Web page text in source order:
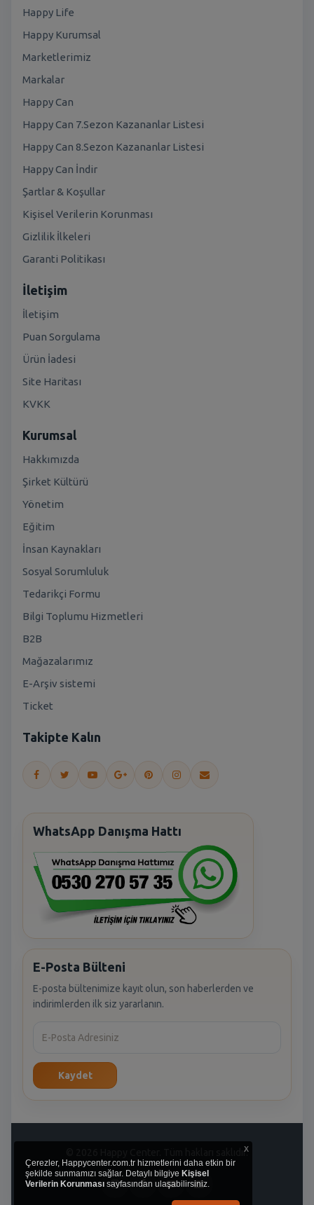
Happy Life
Happy Kurumsal
Marketlerimiz
Markalar
Happy Can
Happy Can 7.Sezon Kazananlar Listesi
Happy Can 8.Sezon Kazananlar Listesi
Happy Can İndir
Şartlar & Koşullar
Kişisel Verilerin Korunması
Gizlilik İlkeleri
Garanti Politikası
İletişim
İletişim
Puan Sorgulama
Ürün İadesi
Site Haritası
KVKK
Kurumsal
Hakkımızda
Şirket Kültürü
Yönetim
Eğitim
İnsan Kaynakları
Sosyal Sorumluluk
Tedarikçi Formu
Bilgi Toplumu Hizmetleri
B2B
Mağazalarımız
E-Arşiv sistemi
Ticket
Takipte Kalın
WhatsApp Danışma Hattı
E-Posta Bülteni
E-posta bültenimize kayıt olun, son haberlerden ve
indirimlerden ilk siz yararlanın.
Kaydet
© 2026 Happy Center. Tüm hakları saklıdır.
x
Çerezler, Happycenter.com.tr hizmetlerini daha etkin bir
şekilde sunmamızı sağlar. Detaylı bilgiye Kişisel
Verilerin Korunması sayfasından ulaşabilirsiniz.